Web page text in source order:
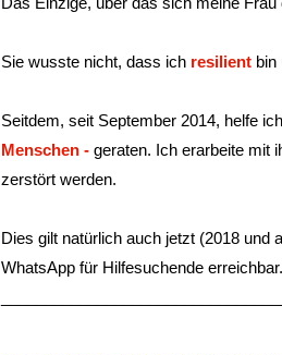
Sie wusste nicht, dass ich resilient bin
Seitdem, seit September 2014, helfe
Menschen - geraten. Ich erarbeite mit
zerstört werden.
Dies gilt natürlich auch jetzt (2018 und
WhatsApp für Hilfesuchende